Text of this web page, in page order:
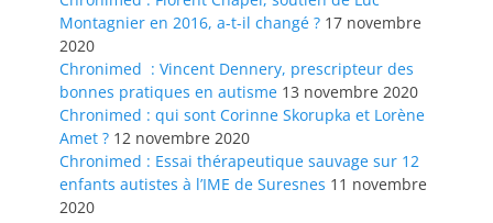
Montagnier en 2016, a-t-il changé ? 17 novembre
2020
Chronimed : Vincent Dennery, prescripteur des
bonnes pratiques en autisme 13 novembre 2020
Chronimed : qui sont Corinne Skorupka et Lorène
Amet ? 12 novembre 2020
Chronimed : Essai thérapeutique sauvage sur 12
enfants autistes à l’IME de Suresnes 11 novembre
2020